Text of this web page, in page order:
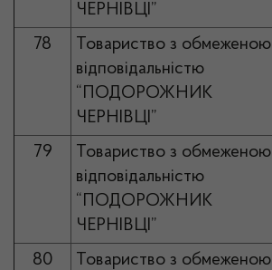
ЧЕРНІВЦІ”
78
Товариство з обмеженою
відповідальністю
“ПОДОРОЖНИК
ЧЕРНІВЦІ”
79
Товариство з обмеженою
відповідальністю
“ПОДОРОЖНИК
ЧЕРНІВЦІ”
80
Товариство з обмеженою